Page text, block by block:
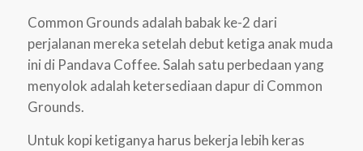
Common Grounds adalah babak ke-2 dari
perjalanan mereka setelah debut ketiga anak muda
ini di Pandava Coffee. Salah satu perbedaan yang
menyolok adalah ketersediaan dapur di Common
Grounds.
Untuk kopi ketiganya harus bekerja lebih keras